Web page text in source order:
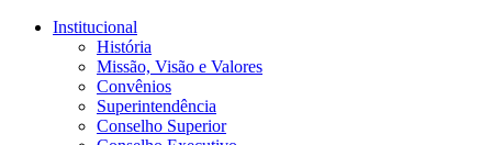
Conteúdo principal
Institucional
História
Missão, Visão e Valores
Convênios
Superintendência
Conselho Superior